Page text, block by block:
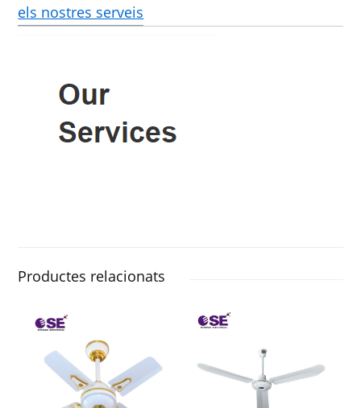
els nostres serveis
Productes relacionats